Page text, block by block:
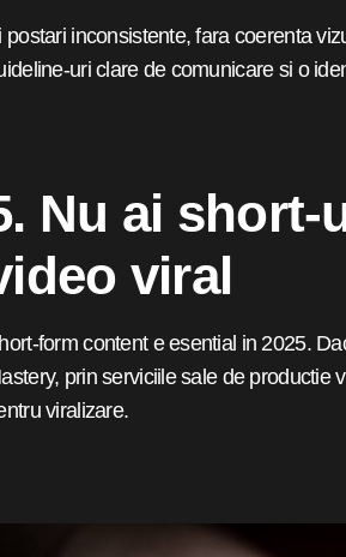
postari inconsistente, fara coerenta
uri clare de comunicare si o
Nu ai
viral
form content e esential in 2025.
prin serviciile sale de productie
viralizare.